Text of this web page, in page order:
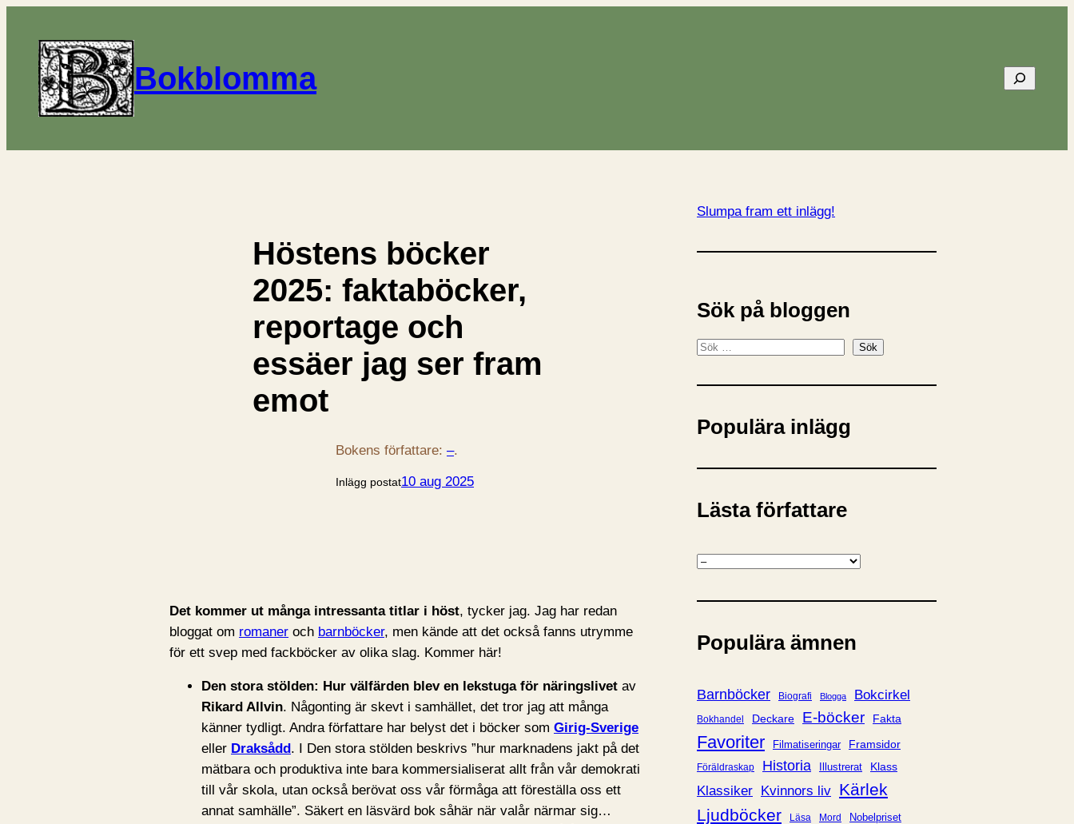
Bokblomma Sök
Höstens böcker
2025: faktaböcker,
reportage och
essäer jag ser fram
emot
Bokens författare: –.
Inlägg postat10 aug 2025
Det kommer ut många intressanta titlar i höst, tycker jag. Jag har redan
bloggat om romaner och barnböcker, men kände att det också fanns utrymme
för ett svep med fackböcker av olika slag. Kommer här!
Den stora stölden: Hur välfärden blev en lekstuga för näringslivet av
Rikard Allvin. Någonting är skevt i samhället, det tror jag att många
känner tydligt. Andra författare har belyst det i böcker som Girig-Sverige
eller Draksådd . I Den stora stölden beskrivs ”hur marknadens jakt på det
mätbara och produktiva inte bara kommersialiserat allt från vår demokrati
till vår skola, utan också berövat oss vår förmåga att föreställa oss ett
annat samhälle”. Säkert en läsvärd bok såhär när valår närmar sig…
Slumpa fram ett inlägg!
Sök på bloggen
S
k
Sök
Populära inlägg
Lästa författare
K
t
g
i
e
r
Populära ämnen
Barnböcker Biografi Blogga Bokcirkel
Bokhandel Deckare E-böcker Fakta
Favoriter Filmatiseringar Framsidor
Föräldraskap Historia Illustrerat Klass
Klassiker Kvinnors liv Kärlek
Ljudböcker
Läsa Mord Nobelpriset